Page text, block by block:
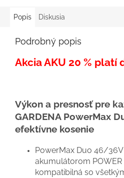
Popis Diskusia
Podrobný popis
Akcia AKU 20 % platí
Výkon a presnosť pre
GARDENA PowerMax
efektívne kosenie
PowerMax Duo 46/36V
akumulátorom POWER
kompatibilná so